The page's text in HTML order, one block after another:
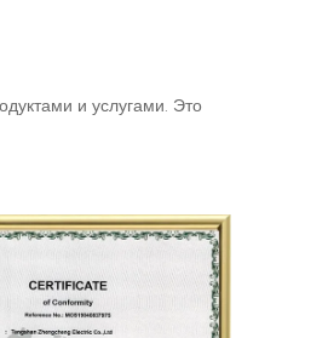
и услугами. Это